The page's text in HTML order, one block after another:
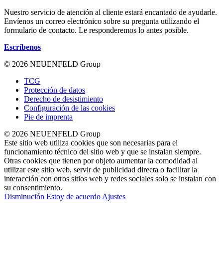
Nuestro servicio de atención al cliente estará encantado de ayudarle.
Envíenos un correo electrónico sobre su pregunta utilizando el
formulario de contacto. Le responderemos lo antes posible.
Escríbenos
© 2026 NEUENFELD Group
TCG
Protección de datos
Derecho de desistimiento
Configuración de las cookies
Pie de imprenta
© 2026 NEUENFELD Group
Este sitio web utiliza cookies que son necesarias para el
funcionamiento técnico del sitio web y que se instalan siempre.
Otras cookies que tienen por objeto aumentar la comodidad al
utilizar este sitio web, servir de publicidad directa o facilitar la
interacción con otros sitios web y redes sociales solo se instalan con
su consentimiento.
Disminución Estoy de acuerdo Ajustes